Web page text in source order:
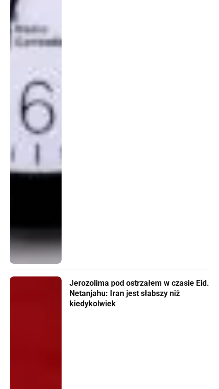
Jerozolima pod ostrzałem w czasie Eid.
Netanjahu: Iran jest słabszy niż
kiedykolwiek